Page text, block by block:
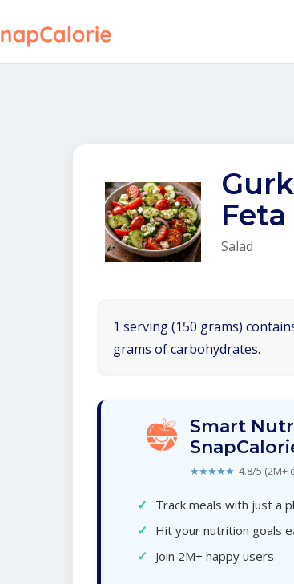
Feta
Salad
1 serving (150 grams)
grams of carbohydrates.
Smart
★★★★★ 4.8/5 (2M+
✓ Track meals with just a
✓ Hit your nutrition goals
✓ Join 2M+ happy users